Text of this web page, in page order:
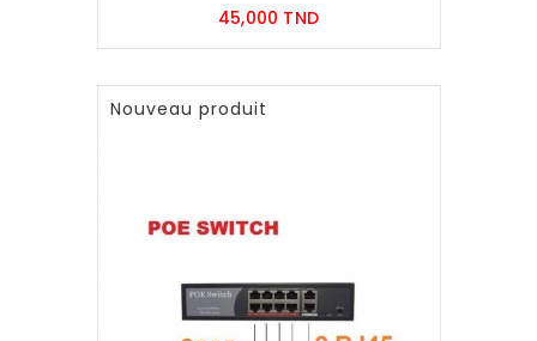
45,000 TNDPrix
Nouveau produit